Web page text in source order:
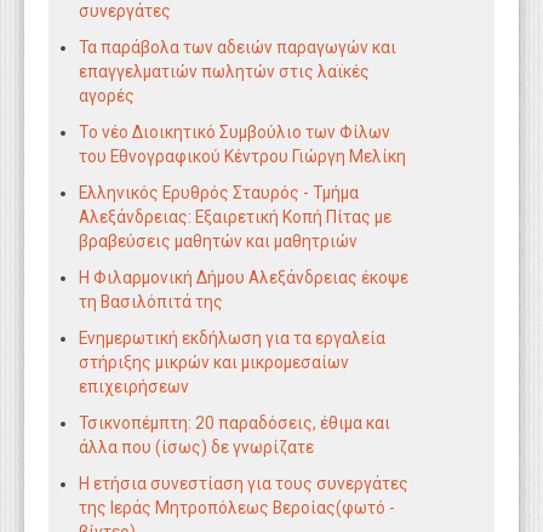
συνεργάτες
Τα παράβολα των αδειών παραγωγών και
επαγγελματιών πωλητών στις λαϊκές
αγορές
Tο νέο Διοικητικό Συμβούλιο των Φίλων
του Εθνογραφικού Κέντρου Γιώργη Μελίκη
Ελληνικός Ερυθρός Σταυρός - Tμήμα
Αλεξάνδρειας: Εξαιρετική Κοπή Πίτας με
βραβεύσεις μαθητών και μαθητριών
Η Φιλαρμονική Δήμου Αλεξάνδρειας έκοψε
τη Βασιλόπιτά της
Ενημερωτική εκδήλωση για τα εργαλεία
στήριξης μικρών και μικρομεσαίων
επιχειρήσεων
Τσικνοπέμπτη: 20 παραδόσεις, έθιμα και
άλλα που (ίσως) δε γνωρίζατε
Η ετήσια συνεστίαση για τους συνεργάτες
της Ιεράς Μητροπόλεως Βεροίας(φωτό -